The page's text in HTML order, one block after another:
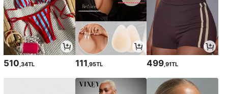
510,34TL 111,95TL 499,91TL